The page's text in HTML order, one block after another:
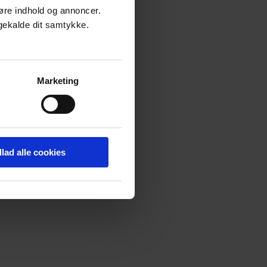
indhold og annoncer.
dit samtykke.
Marketing
alle cookies